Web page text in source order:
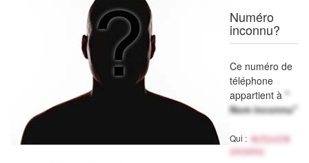
Numéro
inconnu?
Ce numéro de
téléphone
appartient à "
Nom inconnu"
Qui :
Activité
inconnu